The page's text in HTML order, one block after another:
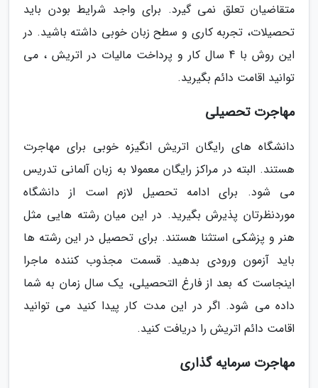
متقاضیان تعلق نمی گیرد. برای واجد شرایط بودن باید
تحصیلات، تجربه کاری و سطح زبان خوبی داشته باشید. در
این روش با 4 سال کار و پرداخت مالیات در اتریش ، می
توانید اقامت دائم بگیرید.
مهاجرت تحصیلی
دانشگاه های رایگان اتریش انگیزه خوبی برای مهاجرت
هستند. البته در مراکز رایگان معمولا به زبان آلمانی تدریس
می شود. برای ادامه تحصیل لازم است از دانشگاه
موردنظرتان پذیرش بگیرید. در این میان رشته هایی مثل
هنر و پزشکی استثنا هستند. برای تحصیل در این رشته ها
باید آزمون ورودی بدهید. قسمت مجذوب کننده ماجرا
اینجاست که بعد از فارغ التحصیلی، یک سال زمان به شما
داده می شود. اگر در این مدت کار پیدا کنید می توانید
اقامت دائم اتریش را دریافت کنید.
مهاجرت سرمایه گذاری